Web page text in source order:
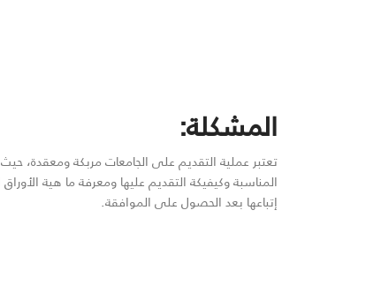
المشكلة:
تعتبر عملية التقديم على الجامعات مربكة ومعقدة،
المناسبة وكيفيكة التقديم عليها ومعرفة ما هية
إتباعها بعد الحصول على الموافقة.